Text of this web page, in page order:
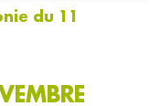
du 11